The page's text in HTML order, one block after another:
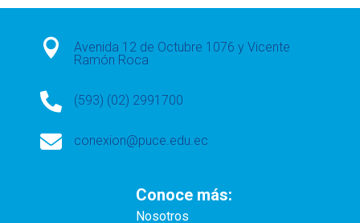

Avenida 12 de Octubre 1076 y Vicente
Ramón Roca
 (593) (02) 2991700
 conexion@puce.edu.ec
Conoce más:
Nosotros